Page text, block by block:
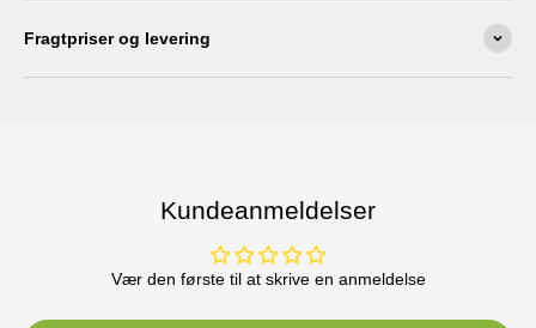
Fragtpriser og levering
Kundeanmeldelser
Vær den første til at skrive en anmeldelse